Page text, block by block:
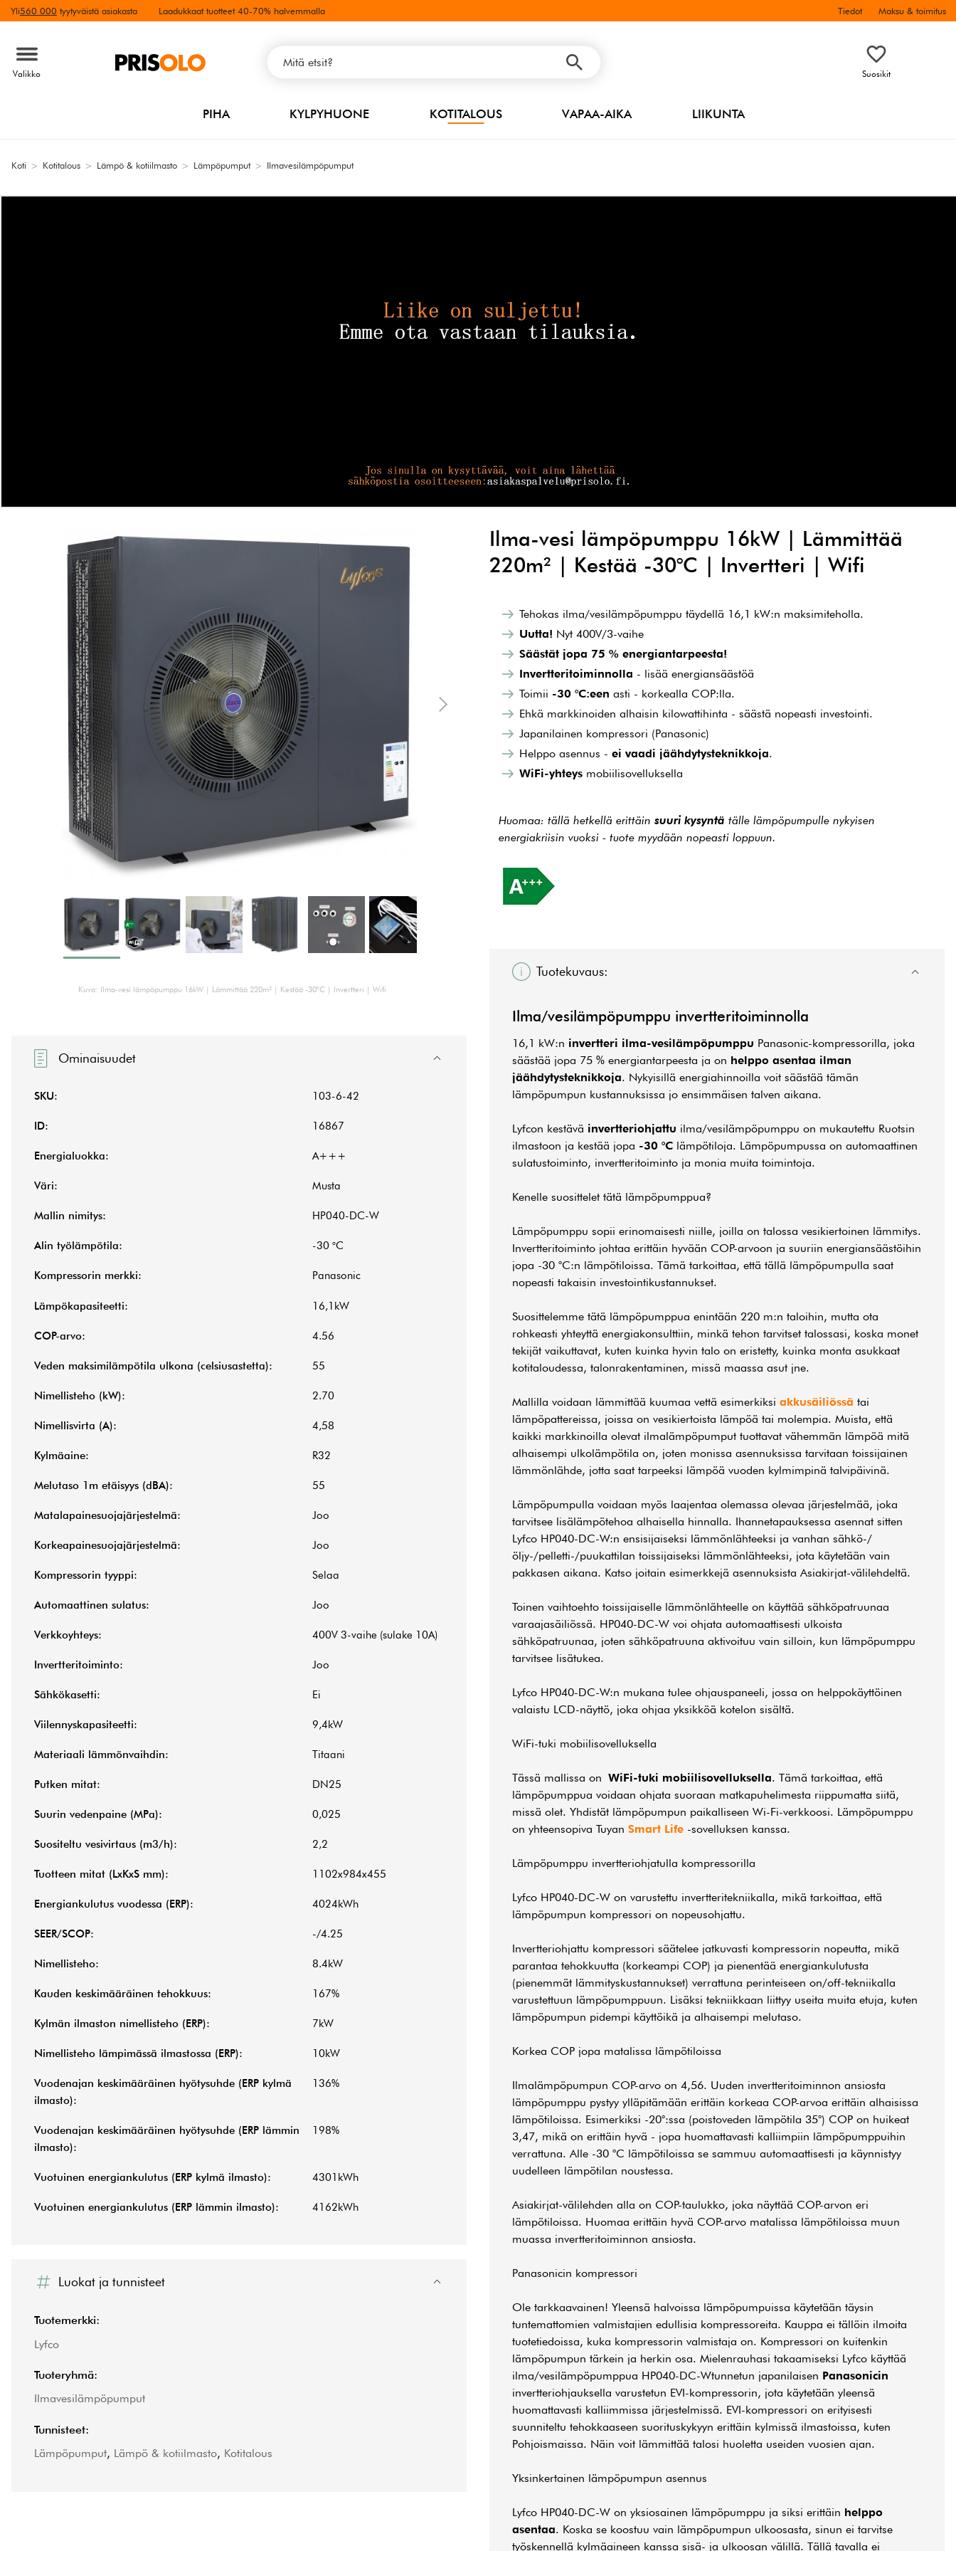
Yli560 000 tyytyväistä asiakasta Laadukkaat tuotteet 40-70% halvemmalla Tiedot Maksu & toimitus
Valikko Suosikit
PIHA KYLPYHUONE KOTITALOUS VAPAA-AIKA LIIKUNTA
Koti > Kotitalous > Lämpö & kotiilmasto > Lämpöpumput > Ilmavesilämpöpumput
Ilma-vesi lämpöpumppu 16kW | Lämmittää
220m² | Kestää -30°C | Invertteri | Wifi
Kuva: Ilma-vesi lämpöpumppu 16kW | Lämmittää 220m² | Kestää -30°C | Invertteri | Wifi
Tehokas ilma/vesilämpöpumppu täydellä 16,1 kW:n maksimiteholla.
Uutta! Nyt 400V/3-vaihe
Säästät jopa 75 % energiantarpeesta!
Invertteritoiminnolla - lisää energiansäästöä
Toimii -30 °C:een asti - korkealla COP:lla.
Ehkä markkinoiden alhaisin kilowattihinta - säästä nopeasti investointi.
Japanilainen kompressori (Panasonic)
Helppo asennus - ei vaadi jäähdytysteknikkoja.
WiFi-yhteysmobiilisovelluksella
Huomaa: tällä hetkellä erittäin suuri kysyntä tälle lämpöpumpulle nykyisen
energiakriisin vuoksi - tuote myydään nopeasti loppuun.
Tuotekuvaus:
Ilma/vesilämpöpumppu invertteritoiminnolla
16,1 kW:n invertteri ilma-vesilämpöpumppu Panasonic-kompressorilla, joka
säästää jopa 75 % energiantarpeesta ja on helppo asentaa ilman
jäähdytysteknikkoja. Nykyisillä energiahinnoilla voit säästää tämän
lämpöpumpun kustannuksissa jo ensimmäisen talven aikana.
Lyfcon kestävä invertteriohjattu ilma/vesilämpöpumppu on mukautettu Ruotsin
ilmastoon ja kestää jopa -30 °C lämpötiloja. Lämpöpumpussa on automaattinen
sulatustoiminto, invertteritoiminto ja monia muita toimintoja.
Kenelle suosittelet tätä lämpöpumppua?
Lämpöpumppu sopii erinomaisesti niille, joilla on talossa vesikiertoinen lämmitys.
Invertteritoiminto johtaa erittäin hyvään COP-arvoon ja suuriin energiansäästöihin
jopa -30 °C:n lämpötiloissa. Tämä tarkoittaa, että tällä lämpöpumpulla saat
nopeasti takaisin investointikustannukset.
Suosittelemme tätä lämpöpumppua enintään 220 m:n taloihin, mutta ota
rohkeasti yhteyttä energiakonsulttiin, minkä tehon tarvitset talossasi, koska monet
tekijät vaikuttavat, kuten kuinka hyvin talo on eristetty, kuinka monta asukkaat
kotitaloudessa, talonrakentaminen, missä maassa asut jne.
Mallilla voidaan lämmittää kuumaa vettä esimerkiksi akkusäiliössä tai
lämpöpattereissa, joissa on vesikiertoista lämpöä tai molempia. Muista, että
kaikki markkinoilla olevat ilmalämpöpumput tuottavat vähemmän lämpöä mitä
alhaisempi ulkolämpötila on, joten monissa asennuksissa tarvitaan toissijainen
lämmönlähde, jotta saat tarpeeksi lämpöä vuoden kylmimpinä talvipäivinä.
Lämpöpumpulla voidaan myös laajentaa olemassa olevaa järjestelmää, joka
tarvitsee lisälämpötehoa alhaisella hinnalla. Ihannetapauksessa asennat sitten
Lyfco HP040-DC-W:n ensisijaiseksi lämmönlähteeksi ja vanhan sähkö-/
öljy-/pelletti-/puukattilan toissijaiseksi lämmönlähteeksi, jota käytetään vain
pakkasen aikana. Katso joitain esimerkkejä asennuksista Asiakirjat-välilehdeltä.
Toinen vaihtoehto toissijaiselle lämmönlähteelle on käyttää sähköpatruunaa
varaajasäiliössä. HP040-DC-W voi ohjata automaattisesti ulkoista
sähköpatruunaa, joten sähköpatruuna aktivoituu vain silloin, kun lämpöpumppu
tarvitsee lisätukea.
Lyfco HP040-DC-W:n mukana tulee ohjauspaneeli, jossa on helppokäyttöinen
valaistu LCD-näyttö, joka ohjaa yksikköä kotelon sisältä.
WiFi-tuki mobiilisovelluksella
Tässä mallissa on WiFi-tuki mobiilisovelluksella. Tämä tarkoittaa, että
lämpöpumppua voidaan ohjata suoraan matkapuhelimesta riippumatta siitä,
missä olet. Yhdistät lämpöpumpun paikalliseen Wi-Fi-verkkoosi. Lämpöpumppu
on yhteensopiva Tuyan Smart Life -sovelluksen kanssa.
Lämpöpumppu invertteriohjatulla kompressorilla
Lyfco HP040-DC-W on varustettu invertteritekniikalla, mikä tarkoittaa, että
lämpöpumpun kompressori on nopeusohjattu.
Invertteriohjattu kompressori säätelee jatkuvasti kompressorin nopeutta, mikä
parantaa tehokkuutta (korkeampi COP) ja pienentää energiankulutusta
(pienemmät lämmityskustannukset) verrattuna perinteiseen on/off-tekniikalla
varustettuun lämpöpumppuun. Lisäksi tekniikkaan liittyy useita muita etuja, kuten
lämpöpumpun pidempi käyttöikä ja alhaisempi melutaso.
Korkea COP jopa matalissa lämpötiloissa
Ilmalämpöpumpun COP-arvo on 4,56. Uuden invertteritoiminnon ansiosta
lämpöpumppu pystyy ylläpitämään erittäin korkeaa COP-arvoa erittäin alhaisissa
lämpötiloissa. Esimerkiksi -20°:ssa (poistoveden lämpötila 35°) COP on huikeat
3,47, mikä on erittäin hyvä - jopa huomattavasti kalliimpiin lämpöpumppuihin
verrattuna. Alle -30 °C lämpötiloissa se sammuu automaattisesti ja käynnistyy
uudelleen lämpötilan noustessa.
Asiakirjat-välilehden alla on COP-taulukko, joka näyttää COP-arvon eri
lämpötiloissa. Huomaa erittäin hyvä COP-arvo matalissa lämpötiloissa muun
muassa invertteritoiminnon ansiosta.
Panasonicin kompressori
Ole tarkkaavainen! Yleensä halvoissa lämpöpumpuissa käytetään täysin
tuntemattomien valmistajien edullisia kompressoreita. Kauppa ei tällöin ilmoita
tuotetiedoissa, kuka kompressorin valmistaja on. Kompressori on kuitenkin
lämpöpumpun tärkein ja herkin osa. Mielenrauhasi takaamiseksi Lyfco käyttää
ilma/vesilämpöpumppua HP040-DC-Wtunnetun japanilaisen Panasonicin
invertteriohjauksella varustetun EVI-kompressorin, jota käytetään yleensä
huomattavasti kalliimmissa järjestelmissä. EVI-kompressori on erityisesti
suunniteltu tehokkaaseen suorituskykyyn erittäin kylmissä ilmastoissa, kuten
Pohjoismaissa. Näin voit lämmittää talosi huoletta useiden vuosien ajan.
Yksinkertainen lämpöpumpun asennus
Lyfco HP040-DC-W on yksiosainen lämpöpumppu ja siksi erittäin helppo
asentaa. Koska se koostuu vain lämpöpumpun ulkoosasta, sinun ei tarvitse
työskennellä kylmäaineen kanssa sisä- ja ulkoosan välillä. Tällä tavalla ei
Ominaisuudet
SKU: 103-6-42
ID: 16867
Energialuokka: A+++
Väri: Musta
Mallin nimitys: HP040-DC-W
Alin työlämpötila: -30 °C
Kompressorin merkki: Panasonic
Lämpökapasiteetti: 16,1kW
COP-arvo: 4.56
Veden maksimilämpötila ulkona (celsiusastetta): 55
Nimellisteho (kW): 2.70
Nimellisvirta (A): 4,58
Kylmäaine: R32
Melutaso 1m etäisyys (dBA): 55
Matalapainesuojajärjestelmä: Joo
Korkeapainesuojajärjestelmä: Joo
Kompressorin tyyppi: Selaa
Automaattinen sulatus: Joo
Verkkoyhteys: 400V 3-vaihe (sulake 10A)
Invertteritoiminto: Joo
Sähkökasetti: Ei
Viilennyskapasiteetti: 9,4kW
Materiaali lämmönvaihdin: Titaani
Putken mitat: DN25
Suurin vedenpaine (MPa): 0,025
Suositeltu vesivirtaus (m3/h): 2,2
Tuotteen mitat (LxKxS mm): 1102x984x455
Energiankulutus vuodessa (ERP): 4024kWh
SEER/SCOP: -/4.25
Nimellisteho: 8.4kW
Kauden keskimääräinen tehokkuus: 167%
Kylmän ilmaston nimellisteho (ERP): 7kW
Nimellisteho lämpimässä ilmastossa (ERP): 10kW
Vuodenajan keskimääräinen hyötysuhde (ERP kylmä
ilmasto):
136%
Vuodenajan keskimääräinen hyötysuhde (ERP lämmin
ilmasto):
198%
Vuotuinen energiankulutus (ERP kylmä ilmasto): 4301kWh
Vuotuinen energiankulutus (ERP lämmin ilmasto): 4162kWh
Luokat ja tunnisteet
Tuotemerkki:
Lyfco
Tuoteryhmä:
Ilmavesilämpöpumput
Tunnisteet:
Lämpöpumput, Lämpö & kotiilmasto, Kotitalous